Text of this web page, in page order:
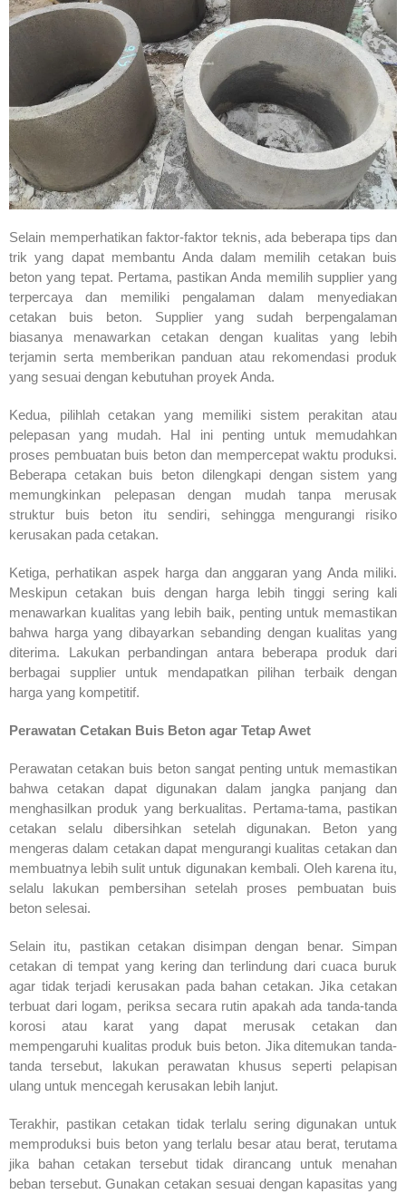
Selain memperhatikan faktor-faktor teknis, ada beberapa tips dan
trik yang dapat membantu Anda dalam memilih cetakan buis
beton yang tepat. Pertama, pastikan Anda memilih supplier yang
terpercaya dan memiliki pengalaman dalam menyediakan
cetakan buis beton. Supplier yang sudah berpengalaman
biasanya menawarkan cetakan dengan kualitas yang lebih
terjamin serta memberikan panduan atau rekomendasi produk
yang sesuai dengan kebutuhan proyek Anda.
Kedua, pilihlah cetakan yang memiliki sistem perakitan atau
pelepasan yang mudah. Hal ini penting untuk memudahkan
proses pembuatan buis beton dan mempercepat waktu produksi.
Beberapa cetakan buis beton dilengkapi dengan sistem yang
memungkinkan pelepasan dengan mudah tanpa merusak
struktur buis beton itu sendiri, sehingga mengurangi risiko
kerusakan pada cetakan.
Ketiga, perhatikan aspek harga dan anggaran yang Anda miliki.
Meskipun cetakan buis dengan harga lebih tinggi sering kali
menawarkan kualitas yang lebih baik, penting untuk memastikan
bahwa harga yang dibayarkan sebanding dengan kualitas yang
diterima. Lakukan perbandingan antara beberapa produk dari
berbagai supplier untuk mendapatkan pilihan terbaik dengan
harga yang kompetitif.
Perawatan Cetakan Buis Beton agar Tetap Awet
Perawatan cetakan buis beton sangat penting untuk memastikan
bahwa cetakan dapat digunakan dalam jangka panjang dan
menghasilkan produk yang berkualitas. Pertama-tama, pastikan
cetakan selalu dibersihkan setelah digunakan. Beton yang
mengeras dalam cetakan dapat mengurangi kualitas cetakan dan
membuatnya lebih sulit untuk digunakan kembali. Oleh karena itu,
selalu lakukan pembersihan setelah proses pembuatan buis
beton selesai.
Selain itu, pastikan cetakan disimpan dengan benar. Simpan
cetakan di tempat yang kering dan terlindung dari cuaca buruk
agar tidak terjadi kerusakan pada bahan cetakan. Jika cetakan
terbuat dari logam, periksa secara rutin apakah ada tanda-tanda
korosi atau karat yang dapat merusak cetakan dan
mempengaruhi kualitas produk buis beton. Jika ditemukan tanda-
tanda tersebut, lakukan perawatan khusus seperti pelapisan
ulang untuk mencegah kerusakan lebih lanjut.
Terakhir, pastikan cetakan tidak terlalu sering digunakan untuk
memproduksi buis beton yang terlalu besar atau berat, terutama
jika bahan cetakan tersebut tidak dirancang untuk menahan
beban tersebut. Gunakan cetakan sesuai dengan kapasitas yang